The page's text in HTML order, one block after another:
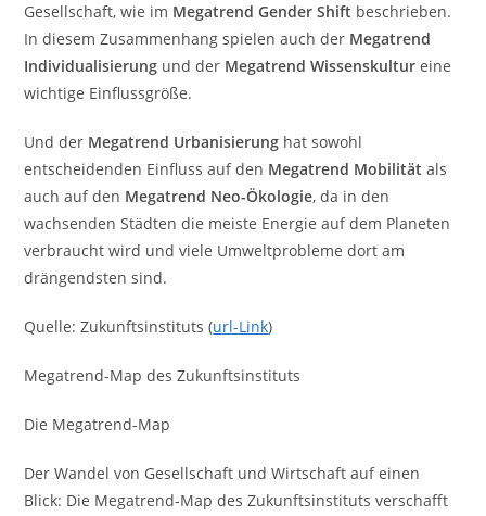
Gesellschaft, wie im Megatrend Gender Shift beschrieben.
In diesem Zusammenhang spielen auch der Megatrend
Individualisierung und der Megatrend Wissenskultur eine
wichtige Einflussgröße.
Und der Megatrend Urbanisierung hat sowohl
entscheidenden Einfluss auf den Megatrend Mobilität als
auch auf den Megatrend Neo-Ökologie, da in den
wachsenden Städten die meiste Energie auf dem Planeten
verbraucht wird und viele Umweltprobleme dort am
drängendsten sind.
Quelle: Zukunftsinstituts (url-Link)
Megatrend-Map des Zukunftsinstituts
Die Megatrend-Map
Der Wandel von Gesellschaft und Wirtschaft auf einen
Blick: Die Megatrend-Map des Zukunftsinstituts verschafft